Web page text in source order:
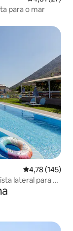
para o mar
4,78 de uma
4,78 (145)
lateral para o